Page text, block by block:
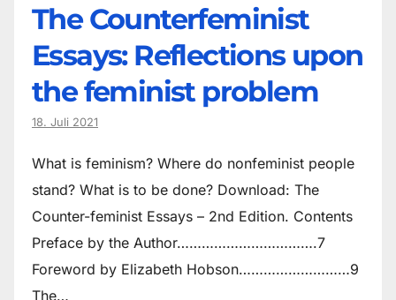
The Counter­feminist
Essays: Reflections upon
the feminist problem
18. Juli 2021
What is feminism? Where do non­feminist people
stand? What is to be done? Download: The
Counter-feminist Essays – 2nd Edition. Contents
Preface by the Author…………………………….7
Foreword by Elizabeth Hobson………………………9
The…